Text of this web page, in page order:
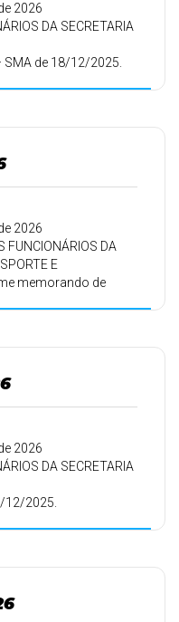
2026
DA SECRETARIA
de 18/12/2025.
2026
FUNCIONÁRIOS DA
E
memorando de
2026
DA SECRETARIA
12/2025.